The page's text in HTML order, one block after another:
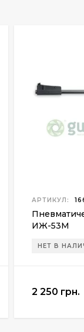
АРТИКУЛ:
ИЖ-53М
НЕТ В
2 250 грн.